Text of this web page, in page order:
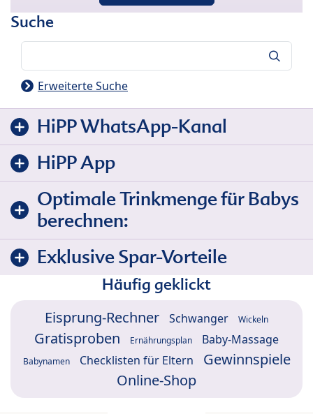
Suche
Erweiterte Suche
HiPP WhatsApp-Kanal
HiPP App
Optimale Trinkmenge für Babys
berechnen:
Exklusive Spar-Vorteile
Häufig geklickt
Eisprung-Rechner Schwanger Wickeln
Gratisproben Ernährungsplan Baby-Massage
Babynamen Checklisten für Eltern
Gewinnspiele
Online-Shop